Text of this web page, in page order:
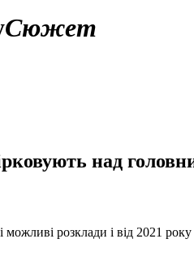
Сюжет
над
можливі розклади і від 2021